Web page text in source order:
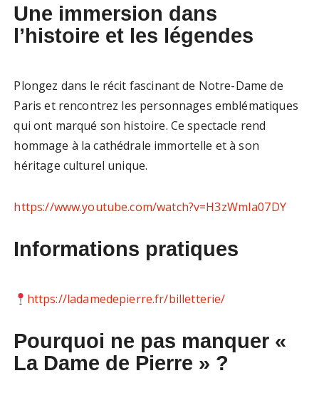
Une immersion dans
l’histoire et les légendes
Plongez dans le récit fascinant de Notre-Dame de
Paris et rencontrez les personnages emblématiques
qui ont marqué son histoire. Ce spectacle rend
hommage à la cathédrale immortelle et à son
héritage culturel unique.
https://www.youtube.com/watch?v=H3zWmIa07DY
Informations pratiques
https://ladamedepierre.fr/billetterie/
Pourquoi ne pas manquer «
La Dame de Pierre » ?